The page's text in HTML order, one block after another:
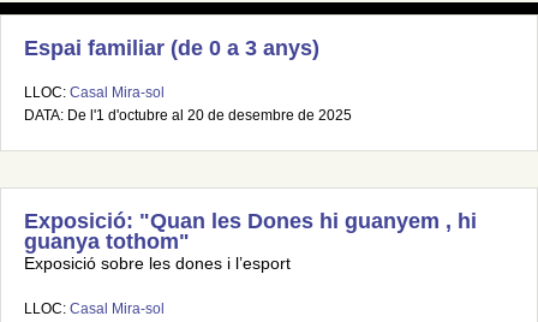
Espai familiar (de 0 a 3 anys)
LLOC: Casal Mira-sol
DATA: De l'1 d'octubre al 20 de desembre de 2025
Exposició: "Quan les Dones hi guanyem , hi
guanya tothom"
Exposició sobre les dones i l’esport
LLOC: Casal Mira-sol